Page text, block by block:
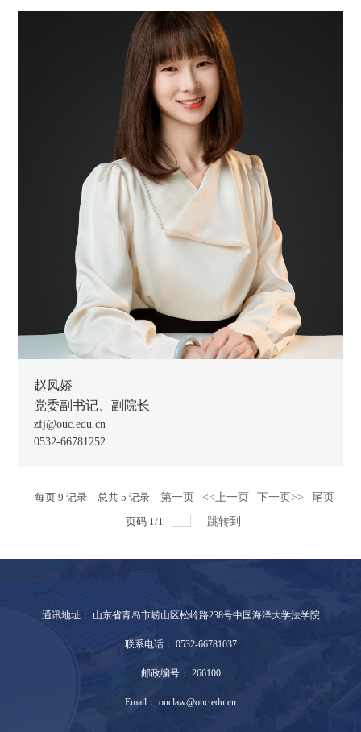
赵凤娇
党委副书记、副院长
zfj@ouc.edu.cn
0532-66781252
每页 9 记录 总共 5 记录 第一页 <<上一页 下一页>>
尾页
页码 1/1 跳转到
通讯地址： 山东省青岛市崂山区松岭路238号中国海洋大学法学院
联系电话： 0532-66781037
邮政编号： 266100
Email： ouclaw@ouc.edu.cn